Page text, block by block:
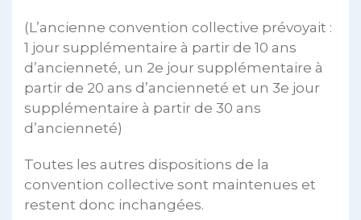
(L’ancienne convention collective prévoyait :
1 jour supplémentaire à partir de 10 ans
d’ancienneté, un 2e jour supplémentaire à
partir de 20 ans d’ancienneté et un 3e jour
supplémentaire à partir de 30 ans
d’ancienneté)
Toutes les autres dispositions de la
convention collective sont maintenues et
restent donc inchangées.